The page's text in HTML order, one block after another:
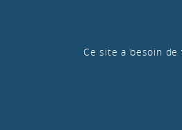
Ce site a besoin